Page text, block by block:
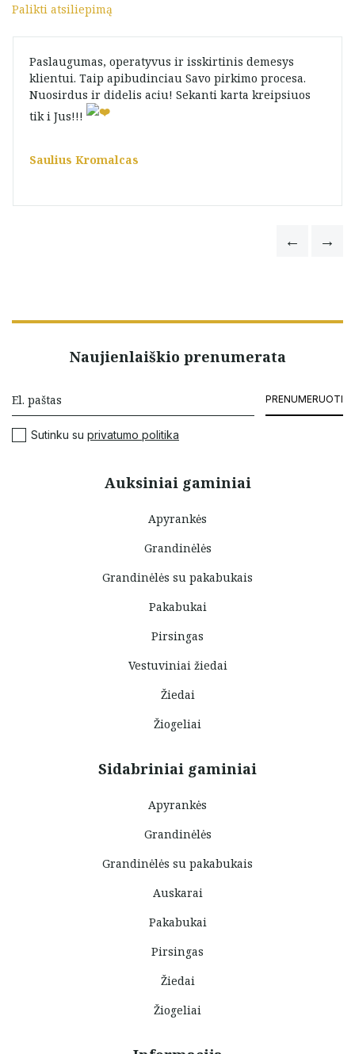
Palikti atsiliepimą
Paslaugumas, operatyvus ir isskirtinis demesys
klientui. Taip apibudinciau Savo pirkimo procesa.
Nuosirdus ir didelis aciu! Sekanti karta kreipsiuos
tik i Jus!!!
Saulius Kromalcas
Auksiniai gaminiai
Apyrankės
Grandinėlės
Grandinėlės su pakabukais
Pakabukai
Pirsingas
Vestuviniai žiedai
Žiedai
Žiogeliai
Sidabriniai gaminiai
Apyrankės
Grandinėlės
Grandinėlės su pakabukais
Auskarai
Pakabukai
Pirsingas
Žiedai
Žiogeliai
Naujienlaiškio prenumerata
PRENUMERUOTI
Sutinku su privatumo politika